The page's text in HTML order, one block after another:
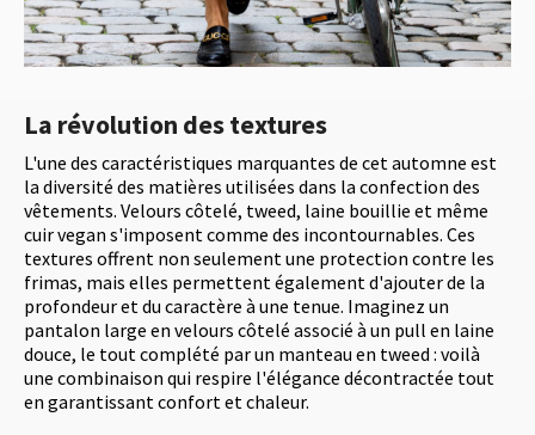
La révolution des textures
L'une des caractéristiques marquantes de cet automne est
la diversité des matières utilisées dans la confection des
vêtements. Velours côtelé, tweed, laine bouillie et même
cuir vegan s'imposent comme des incontournables. Ces
textures offrent non seulement une protection contre les
frimas, mais elles permettent également d'ajouter de la
profondeur et du caractère à une tenue. Imaginez un
pantalon large en velours côtelé associé à un pull en laine
douce, le tout complété par un manteau en tweed : voilà
une combinaison qui respire l'élégance décontractée tout
en garantissant confort et chaleur.